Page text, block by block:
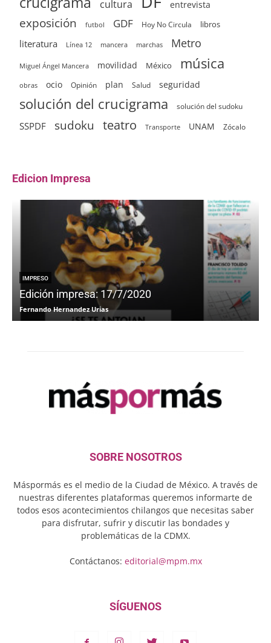
cultura entrevista
exposición futbol GDF Hoy No Circula libros
literatura Línea 12 mancera marchas Metro
Miguel Ángel Mancera movilidad México música
obras ocio Opinión plan Salud seguridad
solución del crucigrama solución del sudoku
SSPDF sudoku teatro Transporte UNAM Zócalo
Edicion Impresa
IMPRESO
Edición impresa: 17/7/2020
Fernando Hernandez Urias
SOBRE NOSOTROS
Máspormás es el medio de la Ciudad de México. A través de
nuestras diferentes plataformas queremos informarte de
todos esos acontecimientos chilangos que necesitas saber
para disfrutar, sufrir y discutir las bondades y
problemáticas de la CDMX.
Contáctanos: editorial@mpm.mx
SÍGUENOS